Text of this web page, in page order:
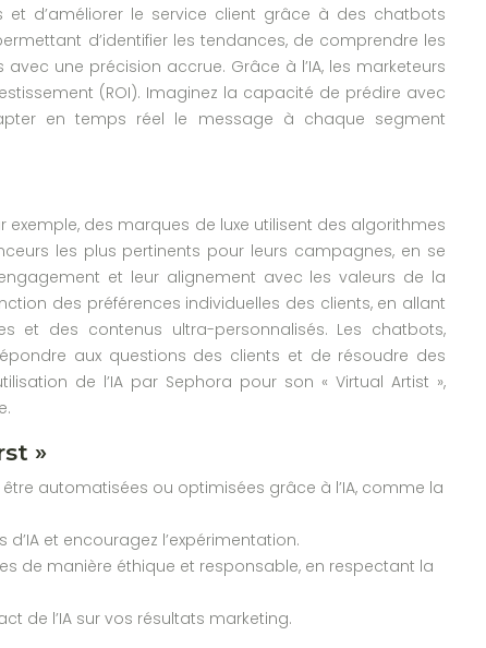
d’améliorer le service client grâce à des chatbots
d’identifier les tendances, de comprendre les
une précision accrue. Grâce à l’IA, les marketeurs
(ROI). Imaginez la capacité de prédire avec
en temps réel le message à chaque segment
exemple, des marques de luxe utilisent des algorithmes
les plus pertinents pour leurs campagnes, en se
et leur alignement avec les valeurs de la
des préférences individuelles des clients, en allant
des contenus ultra-personnalisés. Les chatbots,
aux questions des clients et de résoudre des
de l’IA par Sephora pour son « Virtual Artist »,
»
automatisées ou optimisées grâce à l’IA, comme la
et encouragez l’expérimentation.
de manière éthique et responsable, en respectant la
de l’IA sur vos résultats marketing.